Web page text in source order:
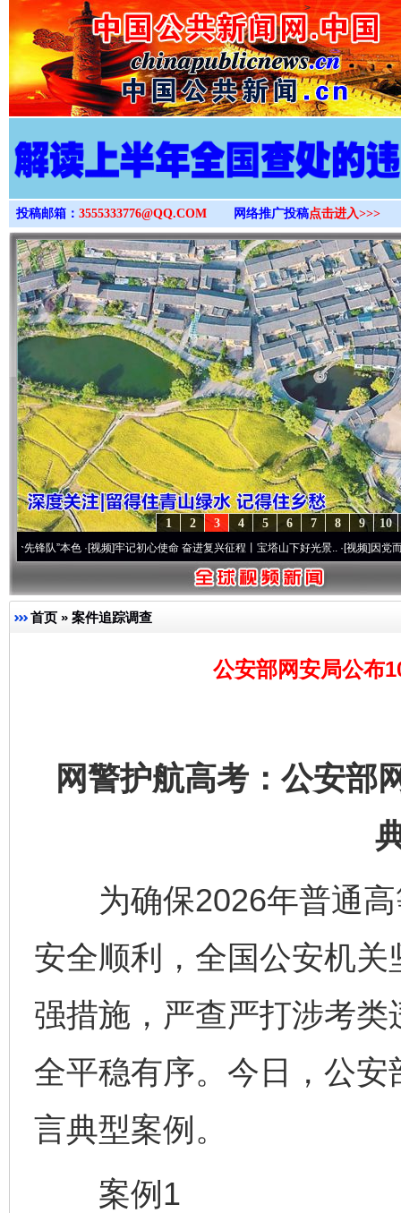
>
投稿邮箱： 3555333776@QQ.COM 网络推广投稿点击进入>>>
10
9
8
7
6
5
4
3
2
1
本色·[视频]牢记初心使命 奋进复兴征程丨宝塔山下好光景..·[视频]因党而生 为党
首页 » 案件追踪调查
公安部网安局公布
网警护航高考：公安部
为确保2026年普通高
安全顺利，全国公安机
强措施，严查严打涉考
全平稳有序。今日，公
言典型案例。
案例1